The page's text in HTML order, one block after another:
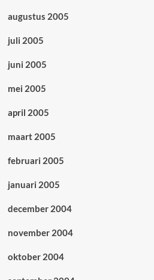
augustus 2005
juli 2005
juni 2005
mei 2005
april 2005
maart 2005
februari 2005
januari 2005
december 2004
november 2004
oktober 2004